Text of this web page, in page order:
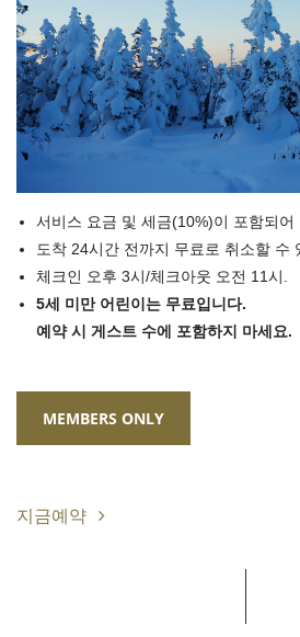
서비스 요금 및 세금(10%)이 포함되어
도착 24시간 전까지 무료로 취소할 수
체크인 오후 3시/체크아웃 오전 11시.
5세 미만 어린이는 무료입니다.
예약 시 게스트 수에 포함하지 마세요.
MEMBERS ONLY
지금예약